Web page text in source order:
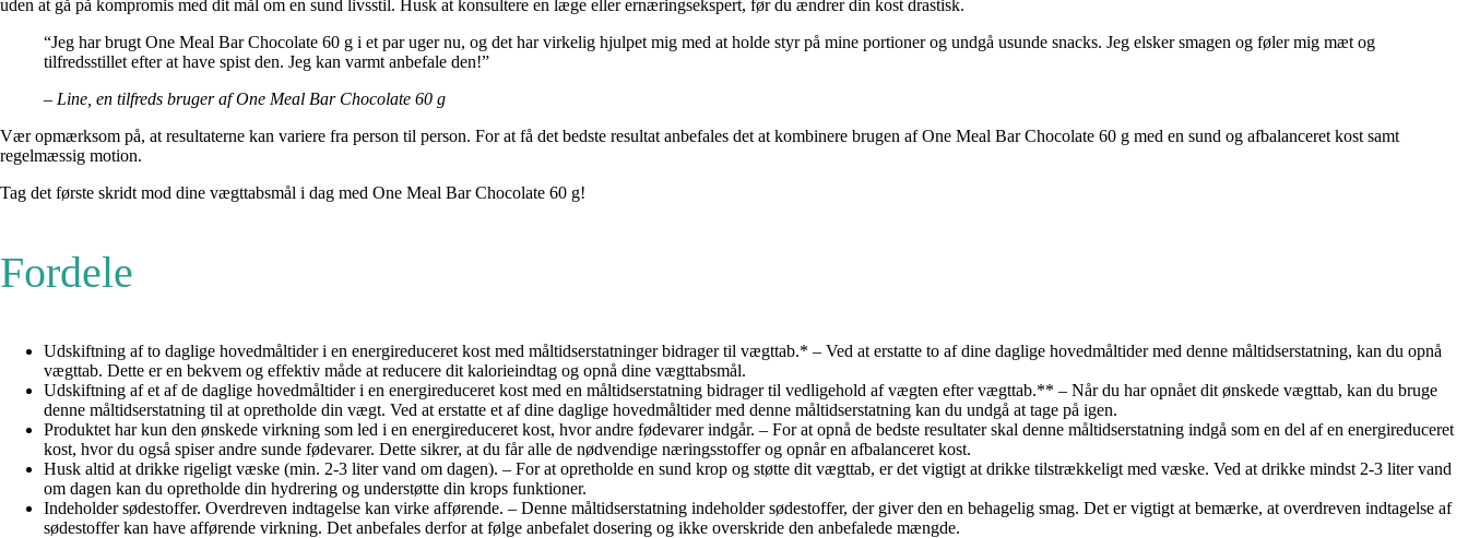
uden at gå på kompromis med dit mål om en sund livsstil. Husk at konsultere en læge eller ernæringsekspert, før du ændrer din kost drastisk.
“Jeg har brugt One Meal Bar Chocolate 60 g i et par uger nu, og det har virkelig hjulpet mig med at holde styr på mine portioner og undgå usunde snacks. Jeg elsker smagen og føler mig mæt og
tilfredsstillet efter at have spist den. Jeg kan varmt anbefale den!”
– Line, en tilfreds bruger af One Meal Bar Chocolate 60 g
Vær opmærksom på, at resultaterne kan variere fra person til person. For at få det bedste resultat anbefales det at kombinere brugen af One Meal Bar Chocolate 60 g med en sund og afbalanceret kost samt
regelmæssig motion.
Tag det første skridt mod dine vægttabsmål i dag med One Meal Bar Chocolate 60 g!
Fordele
Udskiftning af to daglige hovedmåltider i en energireduceret kost med måltidserstatninger bidrager til vægttab.* – Ved at erstatte to af dine daglige hovedmåltider med denne måltidserstatning, kan du opnå
vægttab. Dette er en bekvem og effektiv måde at reducere dit kalorieindtag og opnå dine vægttabsmål.
Udskiftning af et af de daglige hovedmåltider i en energireduceret kost med en måltidserstatning bidrager til vedligehold af vægten efter vægttab.** – Når du har opnået dit ønskede vægttab, kan du bruge
denne måltidserstatning til at opretholde din vægt. Ved at erstatte et af dine daglige hovedmåltider med denne måltidserstatning kan du undgå at tage på igen.
Produktet har kun den ønskede virkning som led i en energireduceret kost, hvor andre fødevarer indgår. – For at opnå de bedste resultater skal denne måltidserstatning indgå som en del af en energireduceret
kost, hvor du også spiser andre sunde fødevarer. Dette sikrer, at du får alle de nødvendige næringsstoffer og opnår en afbalanceret kost.
Husk altid at drikke rigeligt væske (min. 2-3 liter vand om dagen). – For at opretholde en sund krop og støtte dit vægttab, er det vigtigt at drikke tilstrækkeligt med væske. Ved at drikke mindst 2-3 liter vand
om dagen kan du opretholde din hydrering og understøtte din krops funktioner.
Indeholder sødestoffer. Overdreven indtagelse kan virke afførende. – Denne måltidserstatning indeholder sødestoffer, der giver den en behagelig smag. Det er vigtigt at bemærke, at overdreven indtagelse af
sødestoffer kan have afførende virkning. Det anbefales derfor at følge anbefalet dosering og ikke overskride den anbefalede mængde.